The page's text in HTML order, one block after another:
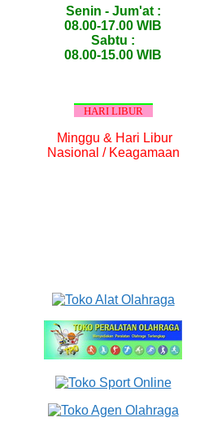
Senin - Jum'at :
08.00-17.00 WIB
Sabtu :
08.00-15.00 WIB
HARI LIBUR
Minggu & Hari Libur
Nasional / Keagamaan